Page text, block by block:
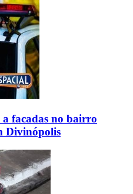
facadas no bairro
Divinópolis